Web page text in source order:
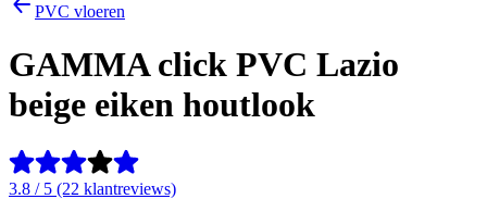
PVC vloeren
GAMMA click PVC Lazio
beige eiken houtlook
3.8 / 5 (22 klantreviews)